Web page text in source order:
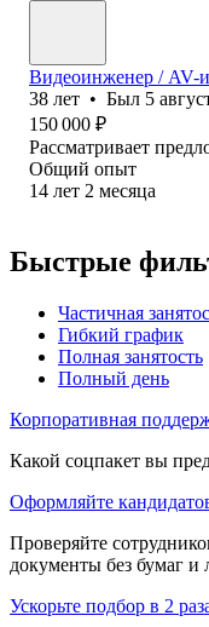
Видеоинженер / AV-
38 лет • Был 5
150 000 ₽
Рассматривает
Общий опыт
14 лет 2 месяца
Быстрые
Частичная
Гибкий график
Полная занятость
Полный день
Корпоративная
Какой соцпакет вы
Оформляйте
Проверяйте
документы без бумаг и
Ускорьте подбор в 2